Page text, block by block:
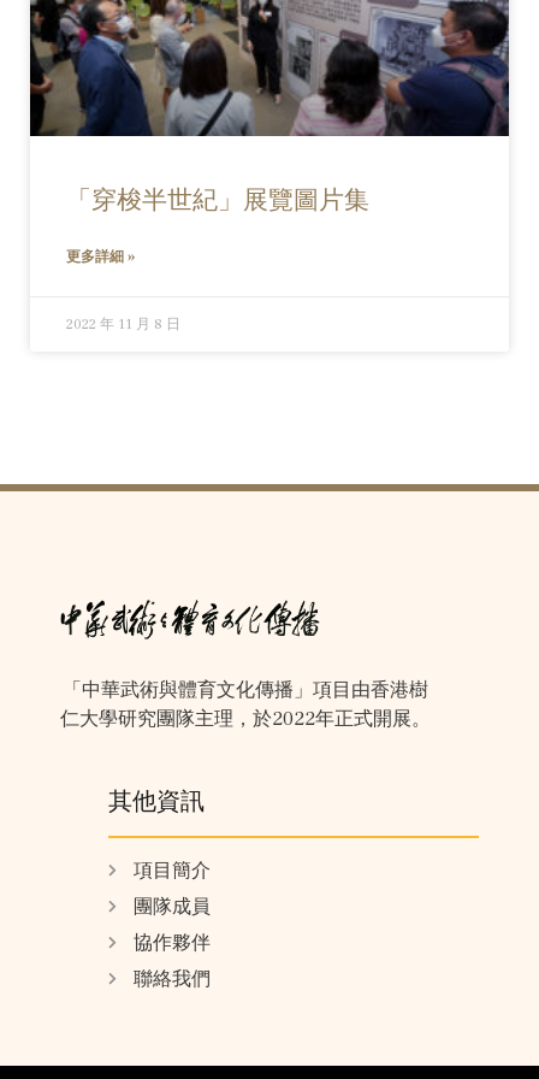
「穿梭半世紀」展覽圖片集
更多詳細 »
2022 年 11 月 8 日
「中華武術與體育文化傳播」項目由香港樹
仁大學研究團隊主理，於2022年正式開展。
其他資訊
項目簡介
團隊成員
協作夥伴
聯絡我們